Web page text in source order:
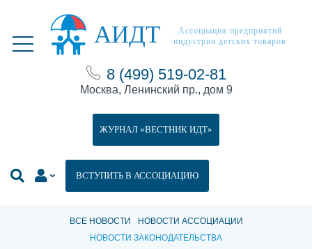
АИДТ
Ассоциация предприятий
индустрии детских товаров
8 (499) 519-02-81
Москва, Ленинский пр., дом 9
ВСТУПИТЬ В АССОЦИАЦИЮ
ЖУРНАЛ «ВЕСТНИК ИДТ»
ВСЕ НОВОСТИ
НОВОСТИ АССОЦИАЦИИ
НОВОСТИ ЗАКОНОДАТЕЛЬСТВА